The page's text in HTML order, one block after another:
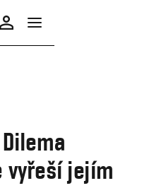
vyřeší jejím